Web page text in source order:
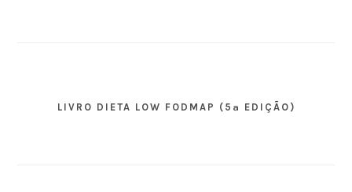
LIVRO DIETA LOW FODMAP (5ª EDIÇÃO)